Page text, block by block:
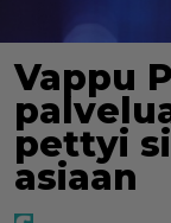
Vappu
pettyi
asiaan